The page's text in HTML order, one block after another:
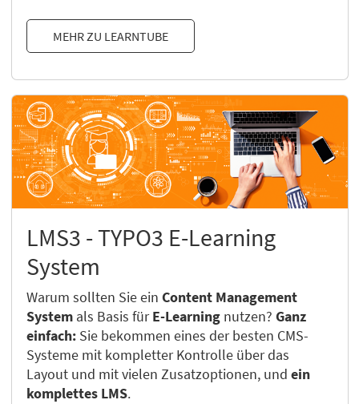
MEHR ZU LEARNTUBE
LMS3 - TYPO3 E-Learning
System
Warum sollten Sie ein Content Management
Systemals Basis fürE-Learningnutzen? Ganz
einfach: Sie bekommen eines der besten CMS-
Systeme mit kompletter Kontrolle über das
Layout und mit vielen Zusatzoptionen, und ein
komplettes LMS.